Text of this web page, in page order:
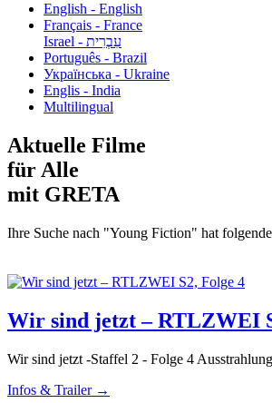
English - English
Français - France
עִבְרִית - Israel
Português - Brazil
Українська - Ukraine
Englis - India
Multilingual
Aktuelle Filme
für Alle
mit GRETA
Ihre Suche nach "Young Fiction" hat
Wir sind jetzt – RTLZWEI
Wir sind jetzt -Staffel 2 - Folge 4
Infos & Trailer →